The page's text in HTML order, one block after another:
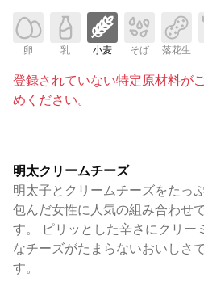
卵 乳 小麦 そば 落花生
登録されていない特定原材料が
めください。
明太クリームチーズ
明太子とクリームチーズをたっ
包んだ女性に人気の組み合わせ
す。 ピリッとした辛さにクリー
なチーズがたまらないおいしさ
す。